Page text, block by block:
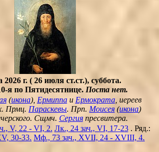
2026 г. ( 26 июля ст.ст.), суббота.
я по Пятидесятнице. Поста нет.
(икона), Ермиппаи Ермократа, иереев
Прмц. Параскевы. Прп. Моисея (икона)
Сщмч. Сергияпресвитера.
V, 22 - VI, 2. Лк., 24 зач., VI, 17-23 . Ряд.:
30-33. Мф., 73 зач., XVII, 24 - XVIII, 4.